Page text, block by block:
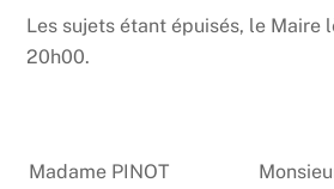
Les sujets étant épuisés, le Maire
20h00.
Madame PINOT